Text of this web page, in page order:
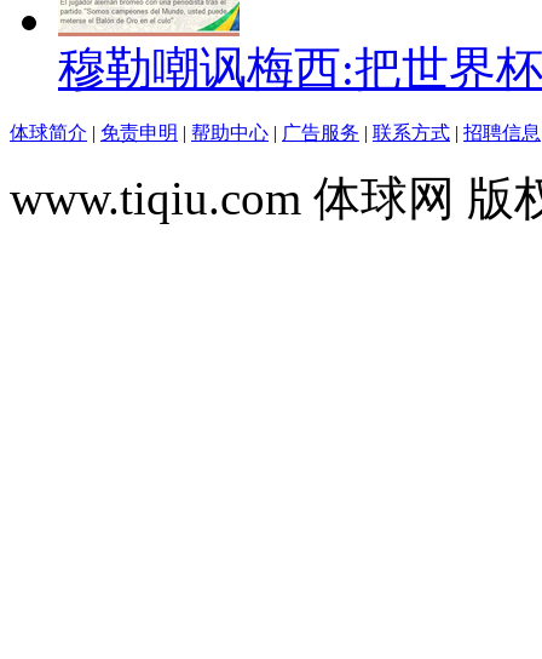
穆勒嘲讽梅西:把世界
体球简介 | 免责申明 | 帮助中心 | 广告服务 | 联系方式 | 招聘信息
www.tiqiu.com 体球网 版